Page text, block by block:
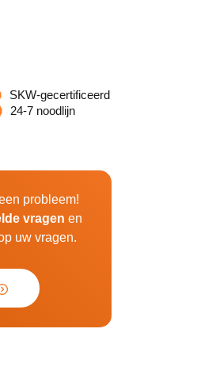
SKW-gecertificeerd
24-7 noodlijn
probleem!
vragen en
uw vragen.